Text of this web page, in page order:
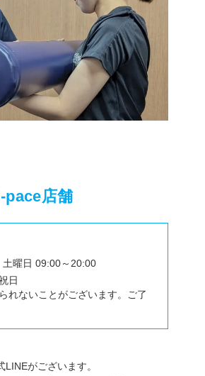
pace店舗
曜日 09:00～20:00
日
れないことがございます。ご了
がございます。